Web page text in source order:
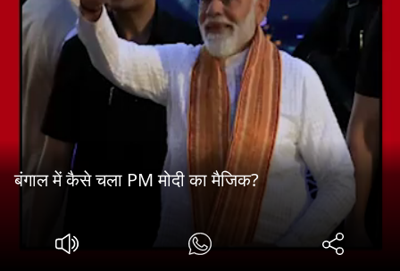
बंगाल में कैसे चला PM मोदी का मैजिक?